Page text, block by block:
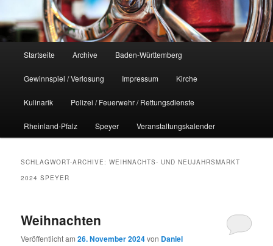
Startseite Archive Baden-Württemberg
Gewinnspiel / Verlosung Impressum Kirche
Kulinarik Polizei / Feuerwehr / Rettungsdienste
Rheinland-Pfalz Speyer Veranstaltungskalender
SCHLAGWORT-ARCHIVE:WEIHNACHTS- UND NEUJAHRSMARKT
2024 SPEYER
Weihnachten
Veröffentlicht am26. November 2024von Daniel